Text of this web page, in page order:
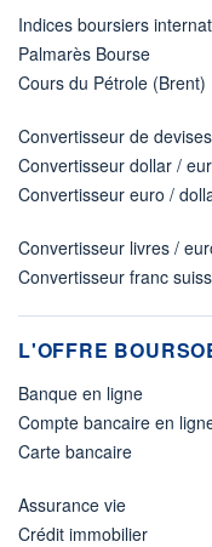
Indices boursiers
Palmarès Bourse
Cours du Pétrole (Brent)
Convertisseur de devises
Convertisseur dollar /
Convertisseur euro /
Convertisseur livres /
Convertisseur franc
L'OFFRE
Banque en ligne
Compte bancaire en
Carte bancaire
Assurance vie
Crédit immobilier